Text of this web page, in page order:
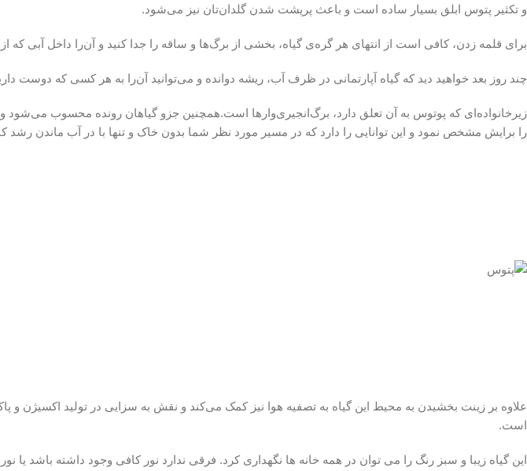
و تکثیر پتوس ابلق بسیار ساده است و باعث پرپشت شدن گلدان‌تان نیز می‌شود.
برای قلمه زدن، کافی است از انتهای هر گره‌ی گیاه، بخشی از برگ‌ها و ساقه را جدا کنید و آن‌را داخل آبی که
چند روز بعد خواهید دید که گیاه آپارتمانی در ظرف آب، ریشه دوانده و می‌توانید آن‌را به هر کسی که دوست
زیرخانواده‌ای که پوتوس به آن تعلق دارد، برگ‌انجیری‌وارها است.همچنین جزو گیاهان رونده محسوب
را برایش مشخص نمود و این توانایی را دارد که در مسیر مورد نظر شما بدون خاک و تنها با در آب ماندن رشد
علاوه بر زینت بخشیدن به محیط این گیاه به تصفیه هوا نیز کمک می‌کند و نقش به سزایی در تولید اکسیژن و
است.
این گیاه زیبا و سبز رنگ را می توان در همه خانه ها نگهداری کرد. فرقی ندارد نور کافی وجود داشته باشد یا